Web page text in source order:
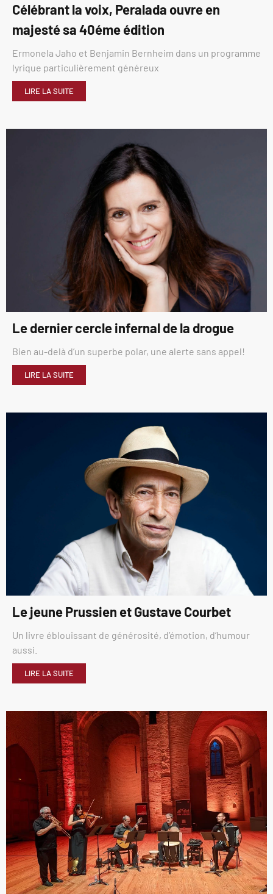
Célébrant la voix, Peralada ouvre en
majesté sa 40éme édition
Ermonela Jaho et Benjamin Bernheim dans un programme
lyrique particulièrement généreux
LIRE LA SUITE
Le dernier cercle infernal de la drogue
Bien au-delà d’un superbe polar, une alerte sans appel!
LIRE LA SUITE
Le jeune Prussien et Gustave Courbet
Un livre éblouissant de générosité, d’émotion, d’humour
aussi.
LIRE LA SUITE